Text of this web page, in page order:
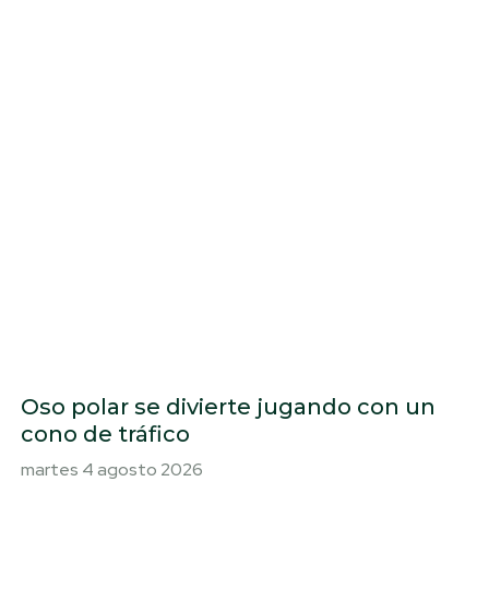
Oso polar se divierte jugando con un
cono de tráfico
martes 4 agosto 2026